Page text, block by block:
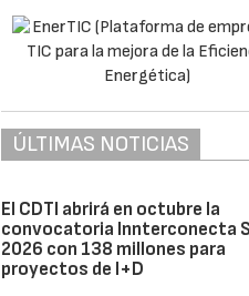
ÚLTIMAS NOTICIAS
El CDTI abrirá en octubre la
convocatoria Innterconecta
2026 con 138 millones para
proyectos de I+D